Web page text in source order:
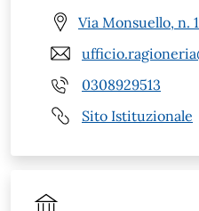
Via Monsuello, n.
0308929513
Sito Istituzionale